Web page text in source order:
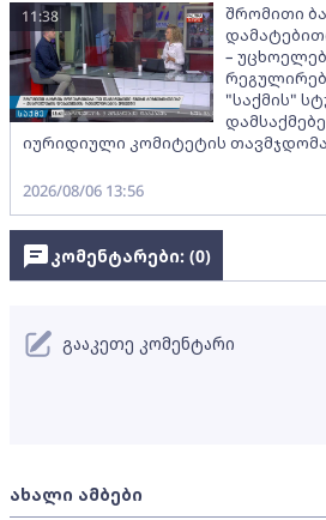
შრომითი
–
"საქმის"
იურიდიული კომიტეტის
11:38
2026/08/06 13:56
ახალი ამბები
კომენტარები: (0)
გააკეთე კომენტარი